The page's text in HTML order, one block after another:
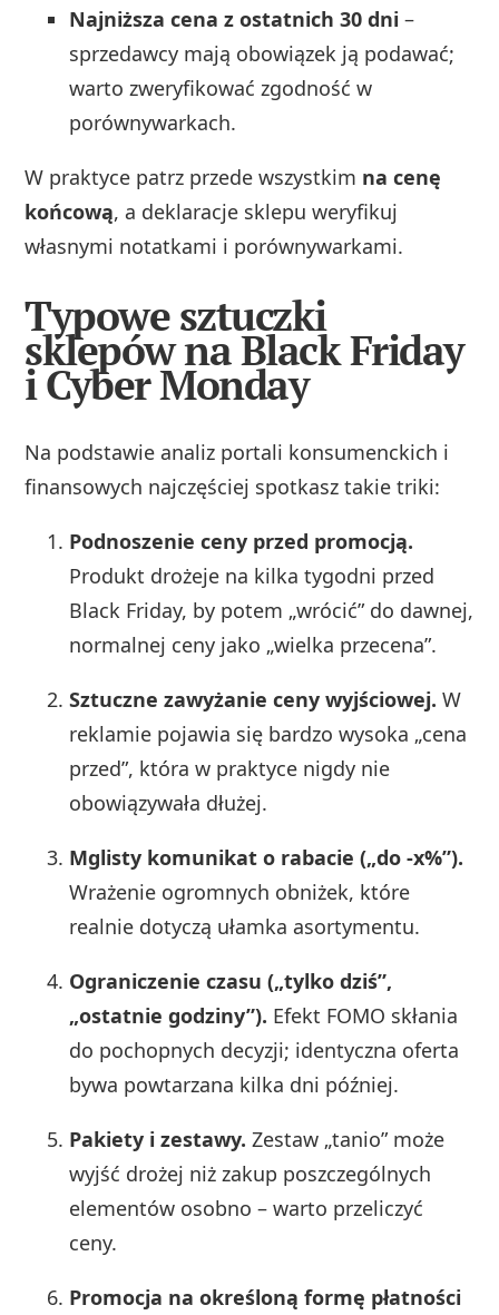
Najniższa cena z ostatnich 30 dni –
sprzedawcy mają obowiązek ją podawać;
warto zweryfikować zgodność w
porównywarkach.
W praktyce patrz przede wszystkim na cenę
końcową, a deklaracje sklepu weryfikuj
własnymi notatkami i porównywarkami.
Typowe sztuczki
sklepów na Black Friday
i Cyber Monday
Na podstawie analiz portali konsumenckich i
finansowych najczęściej spotkasz takie triki:
Podnoszenie ceny przed promocją.
Produkt drożeje na kilka tygodni przed
Black Friday, by potem „wrócić” do dawnej,
normalnej ceny jako „wielka przecena”.
Sztuczne zawyżanie ceny wyjściowej. W
reklamie pojawia się bardzo wysoka „cena
przed”, która w praktyce nigdy nie
obowiązywała dłużej.
Mglisty komunikat o rabacie („do -x%”).
Wrażenie ogromnych obniżek, które
realnie dotyczą ułamka asortymentu.
Ograniczenie czasu („tylko dziś”,
„ostatnie godziny”). Efekt FOMO skłania
do pochopnych decyzji; identyczna oferta
bywa powtarzana kilka dni później.
Pakiety i zestawy. Zestaw „tanio” może
wyjść drożej niż zakup poszczególnych
elementów osobno – warto przeliczyć
ceny.
Promocja na określoną formę płatności